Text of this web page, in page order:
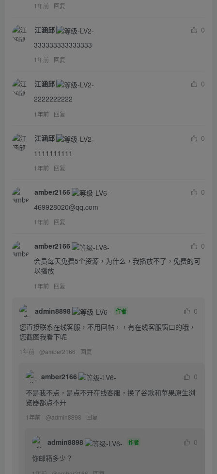
1年前 回复
江涵邱
0
333333333333333
1年前 回复
江涵邱
0
2222222222
1年前 回复
江涵邱
0
1111111111
1年前 回复
amber2166
0
469928020@qq.com
1年前 回复
amber2166
0
会员每天免费5个资源，为什么，我播放不了，免费的可
以播放
1年前 回复
admin8898 作者
0
您直接联系在线客服，不用回帖，，有在线客服窗口的哦，
您截图我看下呢
1年前 @amber2166 回复
amber2166
0
不是我不点，是点不开在线客服，换了谷歌和苹果原生浏
览器都点不开
1年前 @admin8898 回复
admin8898 作者
0
你邮箱多少？